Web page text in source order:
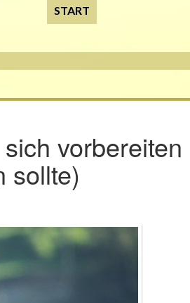
START
vorbereiten
sollte)